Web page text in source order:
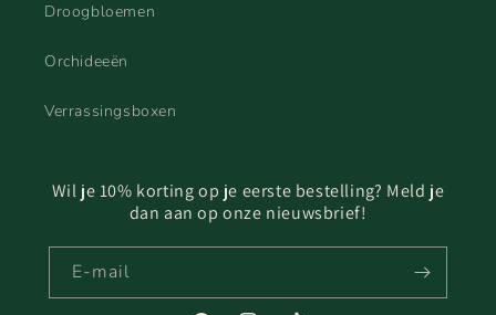
Droogbloemen
Orchideeën
Verrassingsboxen
Wil je 10% korting op je eerste bestelling? Meld je
dan aan op onze nieuwsbrief!
E‑mail